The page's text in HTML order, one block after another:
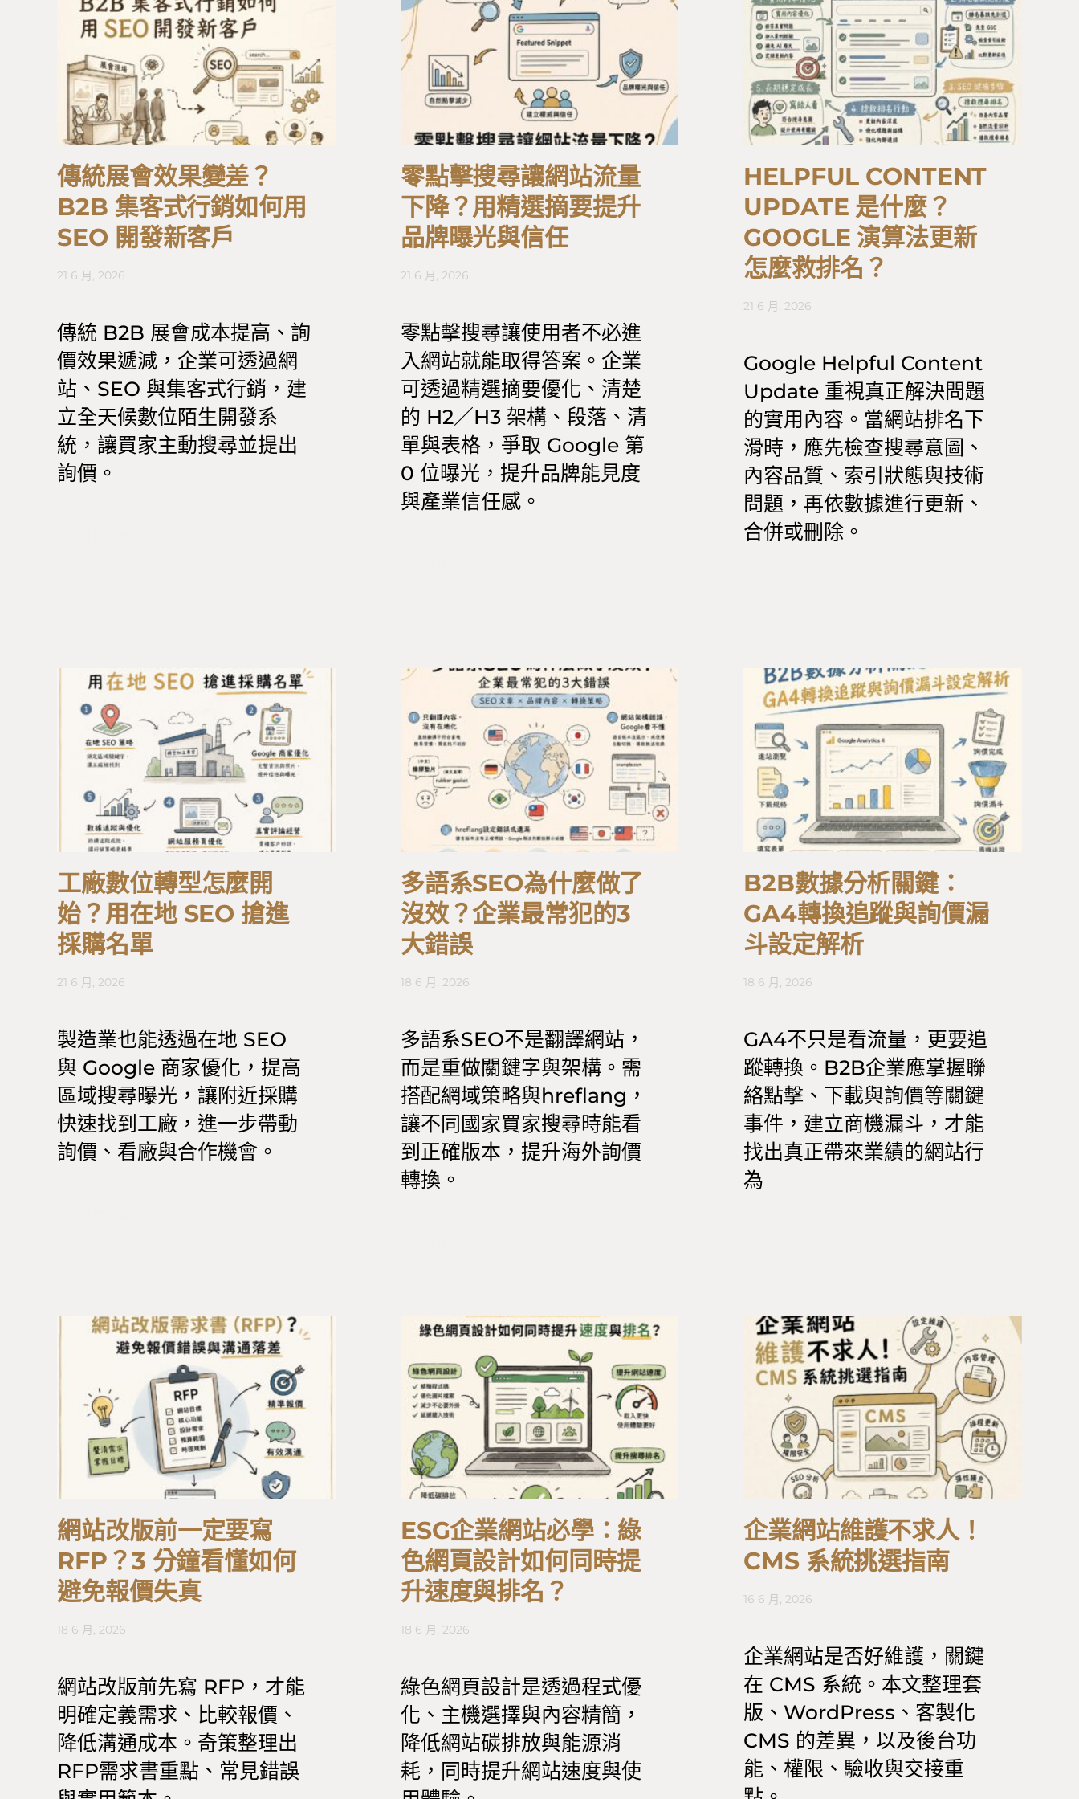
傳統展會效果變差？
B2B 集客式行銷如何用
SEO 開發新客戶
21 6 月, 2026
傳統 B2B 展會成本提高、詢
價效果遞減，企業可透過網
站、SEO 與集客式行銷，建
立全天候數位陌生開發系
統，讓買家主動搜尋並提出
詢價。
零點擊搜尋讓網站流量
下降？用精選摘要提升
品牌曝光與信任
21 6 月, 2026
零點擊搜尋讓使用者不必進
入網站就能取得答案。企業
可透過精選摘要優化、清楚
的 H2／H3 架構、段落、清
單與表格，爭取 Google 第
0 位曝光，提升品牌能見度
與產業信任感。
HELPFUL CONTENT
UPDATE 是什麼？
GOOGLE 演算法更新
怎麼救排名？
21 6 月, 2026
Google Helpful Content
Update 重視真正解決問題
的實用內容。當網站排名下
滑時，應先檢查搜尋意圖、
內容品質、索引狀態與技術
問題，再依數據進行更新、
合併或刪除。
工廠數位轉型怎麼開
始？用在地 SEO 搶進
採購名單
21 6 月, 2026
製造業也能透過在地 SEO
與 Google 商家優化，提高
區域搜尋曝光，讓附近採購
快速找到工廠，進一步帶動
詢價、看廠與合作機會。
多語系SEO為什麼做了
沒效？企業最常犯的3
大錯誤
18 6 月, 2026
多語系SEO不是翻譯網站，
而是重做關鍵字與架構。需
搭配網域策略與hreflang，
讓不同國家買家搜尋時能看
到正確版本，提升海外詢價
轉換。
B2B數據分析關鍵：
GA4轉換追蹤與詢價漏
斗設定解析
18 6 月, 2026
GA4不只是看流量，更要追
蹤轉換。B2B企業應掌握聯
絡點擊、下載與詢價等關鍵
事件，建立商機漏斗，才能
找出真正帶來業績的網站行
為
網站改版前一定要寫
RFP？3 分鐘看懂如何
避免報價失真
18 6 月, 2026
網站改版前先寫 RFP，才能
明確定義需求、比較報價、
降低溝通成本。奇策整理出
RFP需求書重點、常見錯誤
ESG企業網站必學：綠
色網頁設計如何同時提
升速度與排名？
18 6 月, 2026
綠色網頁設計是透過程式優
化、主機選擇與內容精簡，
降低網站碳排放與能源消
耗，同時提升網站速度與使
企業網站維護不求人！
CMS 系統挑選指南
16 6 月, 2026
企業網站是否好維護，關鍵
在 CMS 系統。本文整理套
版、WordPress、客製化
CMS 的差異，以及後台功
能、權限、驗收與交接重